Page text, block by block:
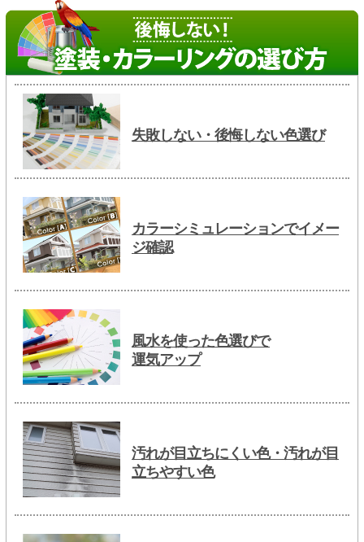
失敗しない・後悔しない色選び
カラーシミュレーションでイメー
ジ確認
風水を使った色選びで
運気アップ
汚れが目立ちにくい色・汚れが目
立ちやすい色